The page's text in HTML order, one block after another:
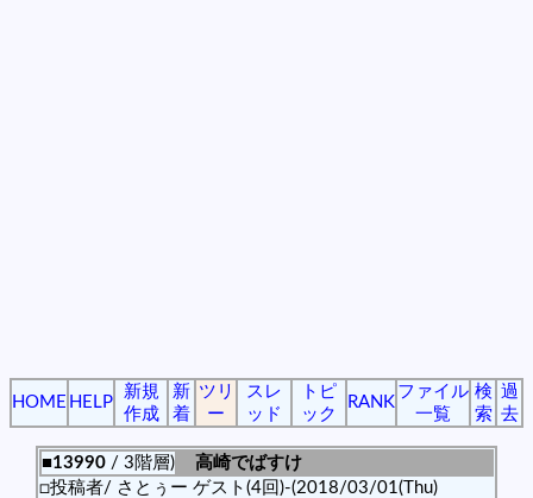
HOME HELP
新規
作成
新
着
ツリ
ー
スレ
ッド
トピ
ック
RANK
ファイル
一覧
検
索
過
去
■13990 / 3階層)
高崎でばすけ
□投稿者/ さとぅー ゲスト(4回)-(2018/03/01(Thu)